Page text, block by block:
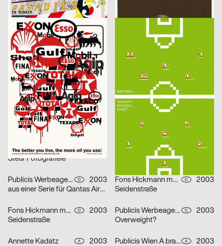
Paradies No. 5
Franz Scholz D
2003
je besser man lebt…
11 Designer für Deutschland
Fons Hickmann m23 D
2003
Should i stay or should i go
2003
Kleidersammlung
Publicis Wien A brand of Publicis Group Austria A
2003
Leistungsgruppe Sport
Publicis Werbeagentur GmbH
U-Boot
Fons Hickmann m23 D
2003
Young and Social
Die Würze im Leben
Fons Hickmann m23 D
2003
Steur Fotografieie
2003
Freies Lernen
Publicis Werbeagentur GmbH D
2003
aus einer Serie für Qantas Airways Limited: one-way
Fons Hickmann m23 D
2003
Seidenstraße
Fons Hickmann m23 D
2003
Seidenstraße
Publicis Werbeagentur GmbH D
2003
Overweight?
Annette Kadatz A
2003
Publicis Wien A brand of Publicis Group Austria A
2003